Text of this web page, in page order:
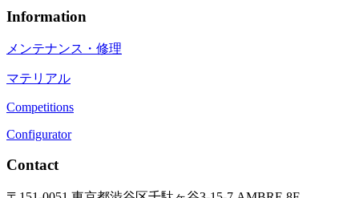
Information
メンテナンス・修理
マテリアル
Competitions
Configurator
Contact